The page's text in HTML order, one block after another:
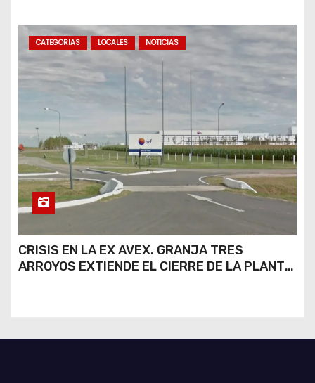
CATEGORIAS LOCALES NOTICIAS
CRISIS EN LA EX AVEX. GRANJA TRES
ARROYOS EXTIENDE EL CIERRE DE LA PLANTA